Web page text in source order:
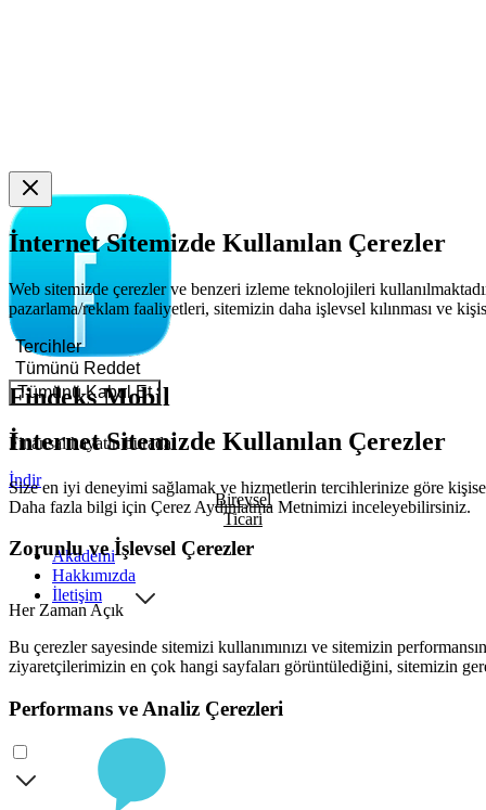
İnternet Sitemizde Kullanılan Çerezler
Web sitemizde çerezler ve benzeri izleme teknolojileri
pazarlama/reklam faaliyetleri, sitemizin daha işlevsel kılınması ve
Tercihler
Tümünü Reddet
Tümünü Kabul Et
İnternet Sitemizde Kullanılan Çerezler
Size en iyi deneyimi sağlamak ve hizmetlerin tercihlerinize göre
Daha fazla bilgi için Çerez Aydınlatma Metnimizi inceleyebilirsiniz.
Zorunlu ve İşlevsel Çerezler
Her Zaman Açık
Bu çerezler sayesinde sitemizi kullanımınızı ve sitemizin
ziyaretçilerimizin en çok hangi sayfaları görüntülediğini, sitemizin
Performans ve Analiz Çerezleri
Findeks Mobil
Finansal hayatın burada!
İndir
Bireysel
Ticari
Akademi
Hakkımızda
İletişim